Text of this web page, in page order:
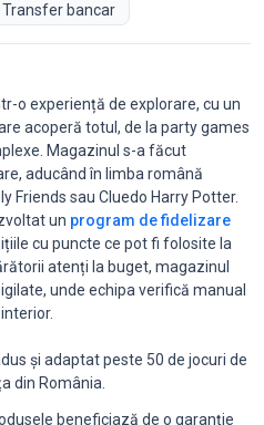
Transfer bancar
o experiență de explorare, cu un
acoperă totul, de la party games
Magazinul s-a făcut
aducând în limba română
Friends sau Cluedo Harry Potter.
un program de fidelizare
cu puncte ce pot fi folosite la
atenți la buget, magazinul
unde echipa verifică manual
și adaptat peste 50 de jocuri de
din România.
beneficiază de o garanție